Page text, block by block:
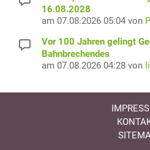
16.08.2028
am 07.08.2026 05:04 von
Vor 100 Jahren gelingt
Bahnbrechendes
am 07.08.2026 04:28 von